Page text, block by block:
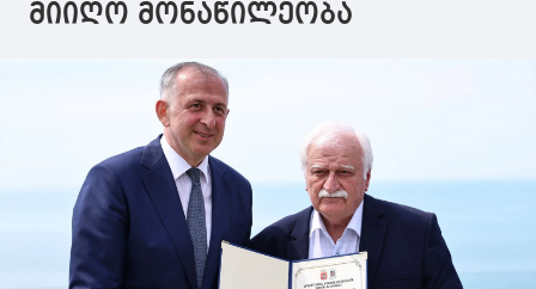
მიიღო მონაწილეობა